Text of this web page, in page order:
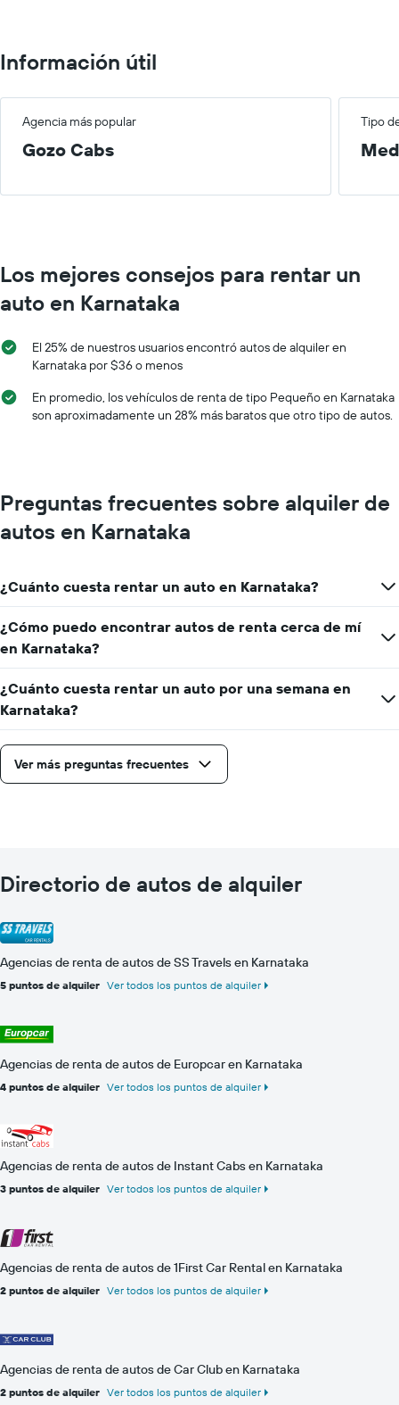
Información útil
Agencia más popular Tipo
Gozo Cabs
Los mejores consejos para rentar un
auto en Karnataka
El 25% de nuestros usuarios encontró autos de alquiler en
Karnataka por $36 o menos
En promedio, los vehículos de renta de tipo Pequeño en Karnataka
son aproximadamente un 28% más baratos que otro tipo de autos.
Preguntas frecuentes sobre alquiler de
autos en Karnataka
¿Cuánto cuesta rentar un auto en Karnataka?
¿Cómo puedo encontrar autos de renta cerca de mí
en Karnataka?
¿Cuánto cuesta rentar un auto por una semana en
Karnataka?
Ver más preguntas frecuentes
Directorio de autos de alquiler
Agencias de renta de autos de SS Travels en Karnataka
5 puntos de alquiler Ver todos los puntos de alquiler
Agencias de renta de autos de Europcar en Karnataka
4 puntos de alquiler Ver todos los puntos de alquiler
Agencias de renta de autos de Instant Cabs en Karnataka
3 puntos de alquiler Ver todos los puntos de alquiler
Agencias de renta de autos de 1First Car Rental en Karnataka
2 puntos de alquiler Ver todos los puntos de alquiler
Agencias de renta de autos de Car Club en Karnataka
2 puntos de alquiler Ver todos los puntos de alquiler